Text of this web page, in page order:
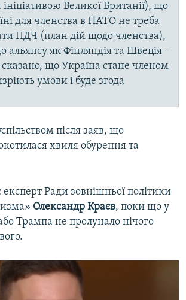
Великої Британії), що
для членства в НАТО не треба
ПДЧ (план дій щодо членства),
альянсу як Фінляндія та Швеція –
що Україна стане членом
умови і буде згода
після заяв, що
хвиля обурення та
Ради зовнішньої політики
Олександр Краєв, поки що у
Трампа не пролунало нічого